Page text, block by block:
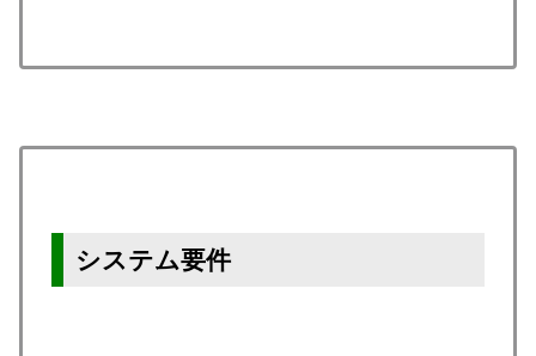
システム要件